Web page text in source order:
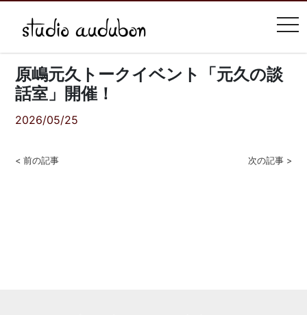
原嶋元久トークイベント「元久の談
話室」開催！
2026/05/25
< 前の記事 次の記事 >